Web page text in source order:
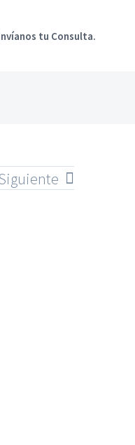
tu Consulta.